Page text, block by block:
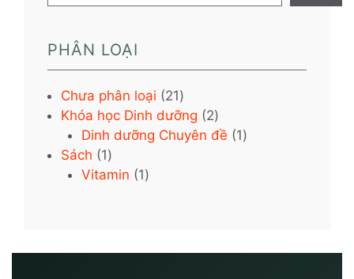
PHÂN LOẠI
Chưa phân loại 2121
sản
phẩm
Khóa học Dinh dưỡng 22
sản
Dinh dưỡng Chuyên đề 11
Sách 11
sản
Vitamin 11